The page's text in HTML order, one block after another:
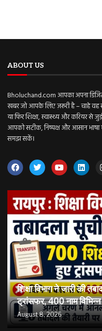
ABOUT US
Bholuchand.com आपका अपना
खबर जो आपके लिए ज़रूरी है – चाहे वह
या फिर शिक्षा, स्वास्थ्य और करियर से
आपको सटीक, निष्पक्ष और आसान
समझ सकें।
शिक्षा विभाग ने जारी की
ट्रांसफर, 400 नाम
August 8, 2026